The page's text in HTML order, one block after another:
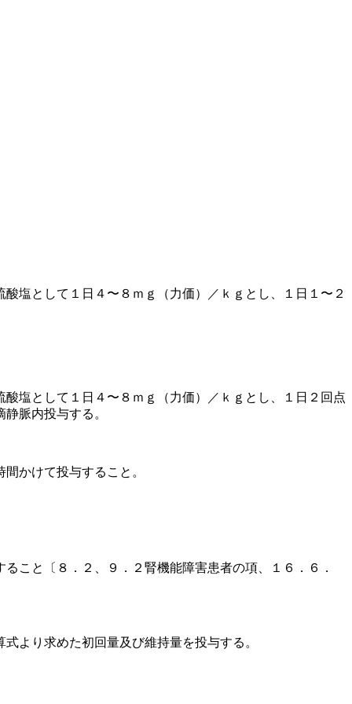
塩として１日４〜８ｍｇ（力価）／ｋｇとし、１日１〜２
塩として１日４〜８ｍｇ（力価）／ｋｇとし、１日２回点
脈内投与する。
かけて投与すること。
こと〔８．２、９．２腎機能障害患者の項、１６．６．
より求めた初回量及び維持量を投与する。